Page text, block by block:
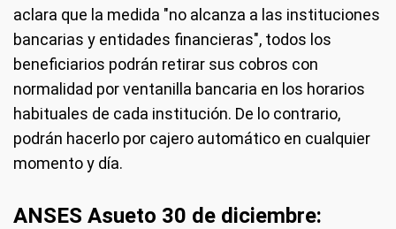
aclara que la medida "no alcanza a las instituciones
bancarias y entidades financieras", todos los
beneficiarios podrán retirar sus cobros con
normalidad por ventanilla bancaria en los horarios
habituales de cada institución. De lo contrario,
podrán hacerlo por cajero automático en cualquier
momento y día.
ANSES Asueto 30 de diciembre: